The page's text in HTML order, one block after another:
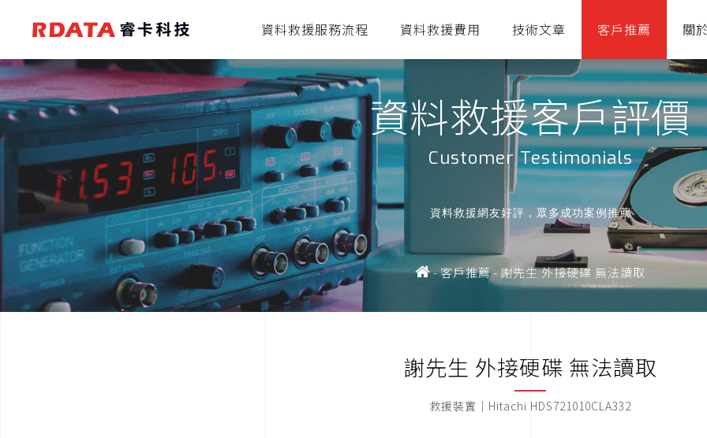
資料救援服務流程 資料救援費用 技術文章 客戶推薦 關
資料救援客戶評價
Customer Testimonials
資料救援網友好評，眾多成功案例推薦
-客戶推薦- 謝先生 外接硬碟 無法讀取
謝先生 外接硬碟 無法讀取
救援裝置｜Hitachi HDS721010CLA332